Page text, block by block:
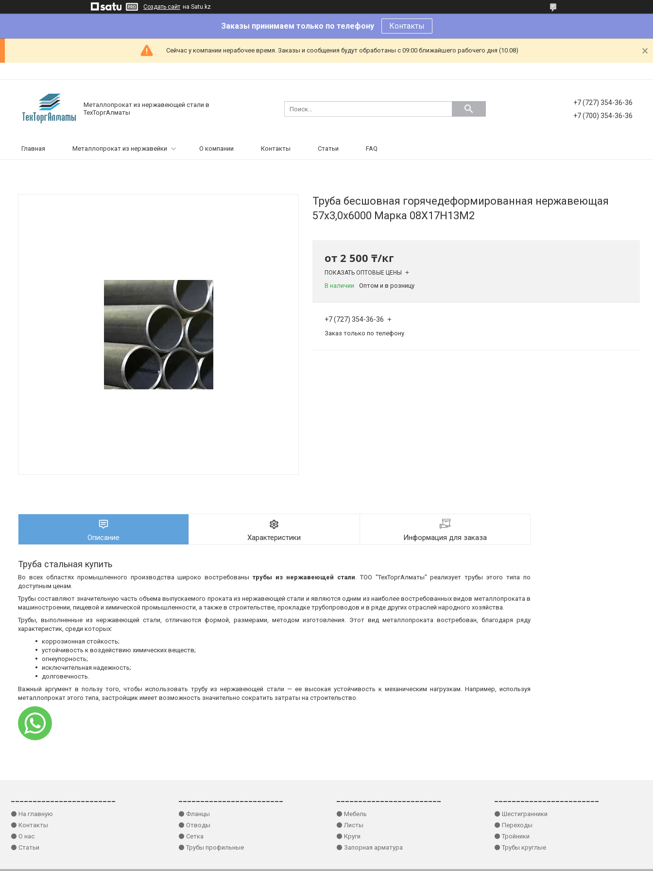
Создать сайт на Satu.kz
Заказы принимаем только по телефону Контакты
Сейчас у компании нерабочее время. Заказы и сообщения будут обработаны с 09:00 ближайшего рабочего дня (10.08)
Металлопрокат из нержавеющей стали в
ТехТоргАлматы
+7 (727) 354-36-36
+7 (700) 354-36-36
Главная Металлопрокат из нержавейки О компании Контакты Статьи FAQ
Труба бесшовная горячедеформированная нержавеющая
57х3,0х6000 Марка 08Х17Н13М2
от 2 500 ₸/кг
ПОКАЗАТЬ ОПТОВЫЕ ЦЕНЫ
В наличии Оптом и в розницу
+7 (727) 354-36-36
Заказ только по телефону
Описание Характеристики Информация для заказа
Труба стальная купить
Во всех областях промышленного производства широко востребованытрубы из нержавеющей стали. ТОО "ТехТоргАлматы" реализует трубы этого типа по
доступным ценам.
Трубы составляют значительную часть объема выпускаемого проката из нержавеющей стали и являются одним из наиболее востребованных видов металлопроката в
машиностроении, пищевой и химической промышленности, а также в строительстве, прокладке трубопроводов и в ряде других отраслей народного хозяйства.
Трубы, выполненные из нержавеющей стали, отличаются формой, размерами, методом изготовления. Этот вид металлопроката востребован, благодаря ряду
характеристик, среди которых:
коррозионная стойкость;
устойчивость к воздействию химических веществ;
огнеупорность;
исключительная надежность;
долговечность.
Важный аргумент в пользу того, чтобы использовать трубу из нержавеющей стали — ее высокая устойчивость к механическим нагрузкам. Например, используя
металлопрокат этого типа, застройщик имеет возможность значительно сократить затраты на строительство.
⚫ На главную
⚫ Контакты
⚫ О нас
⚫ Статьи
⚫ Фланцы
⚫ Отводы
⚫ Сетка
⚫ Трубы профильные
⚫ Мебель
⚫ Листы
⚫ Круги
⚫ Запорная арматура
⚫ Шестигранники
⚫ Переходы
⚫ Тройники
⚫ Трубы круглые